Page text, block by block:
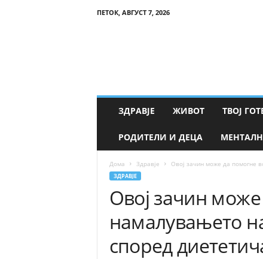
ПЕТОК, АВГУСТ 7, 2026
ЗДРАВЈЕ ЖИВОТ ТВОЈ
РОДИТЕЛИ И ДЕЦА
Дома Здравје Овој зачин може да помогне
ЗДРАВЈЕ
Овој зачин
намалувањето
според